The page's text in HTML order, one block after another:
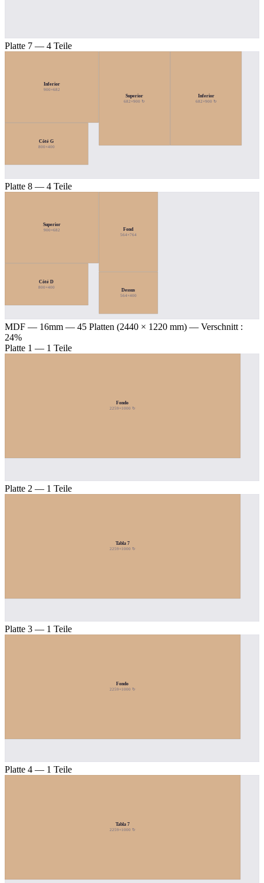
Platte 7 — 4 Teile
Inferior
900×682
Superior
682×900 ↻
Inferior
682×900 ↻
Côté G
800×400
Platte 8 — 4 Teile
Superior
900×682
Côté D
800×400
Fond
564×764
Dessus
564×400
MDF — 16mm — 45 Platten (2440 × 1220 mm) — Verschnitt :
24%
Platte 1 — 1 Teile
Fondo
2259×1000 ↻
Platte 2 — 1 Teile
Tabla 7
2259×1000 ↻
Platte 3 — 1 Teile
Fondo
2259×1000 ↻
Platte 4 — 1 Teile
Tabla 7
2259×1000 ↻